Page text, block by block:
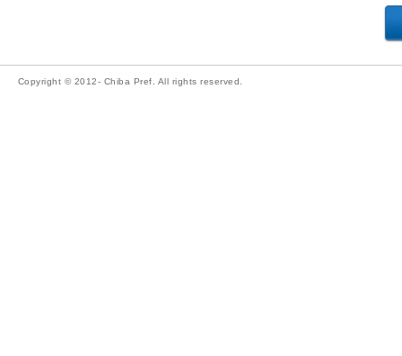
Copyright © 2012- Chiba Pref. All rights reserved.